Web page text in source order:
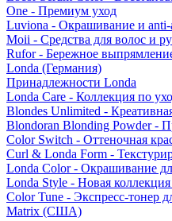
One - Премиум уход
Luviona - Окрашивание и anti-
Moii - Средства для волос и
Rufor - Бережное
Londa (Германия)
Принадлежности Londa
Londa Care - Коллекция по
Blondes Unlimited -
Blondoran Blonding Powder -
Color Switch - Оттеночная
Curl & Londa Form -
Londa Color - Окрашивание
Londa Style - Новая коллекция
Color Tune - Экспресс-тонер
Matrix (США)